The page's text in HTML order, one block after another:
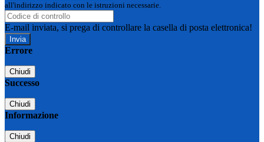
all'indirizzo indicato con le istruzioni necessarie.
E-mail inviata, si prega di controllare la casella di posta elettronica!
Errore
Chiudi
Successo
Chiudi
Informazione
Chiudi